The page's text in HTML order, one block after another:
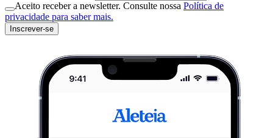
Aceito receber a newsletter. Consulte nossa Política de
privacidade para saber mais.
Inscrever-se